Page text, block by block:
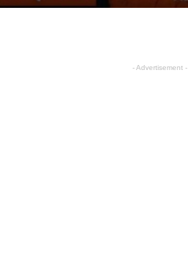
- Advertisement -